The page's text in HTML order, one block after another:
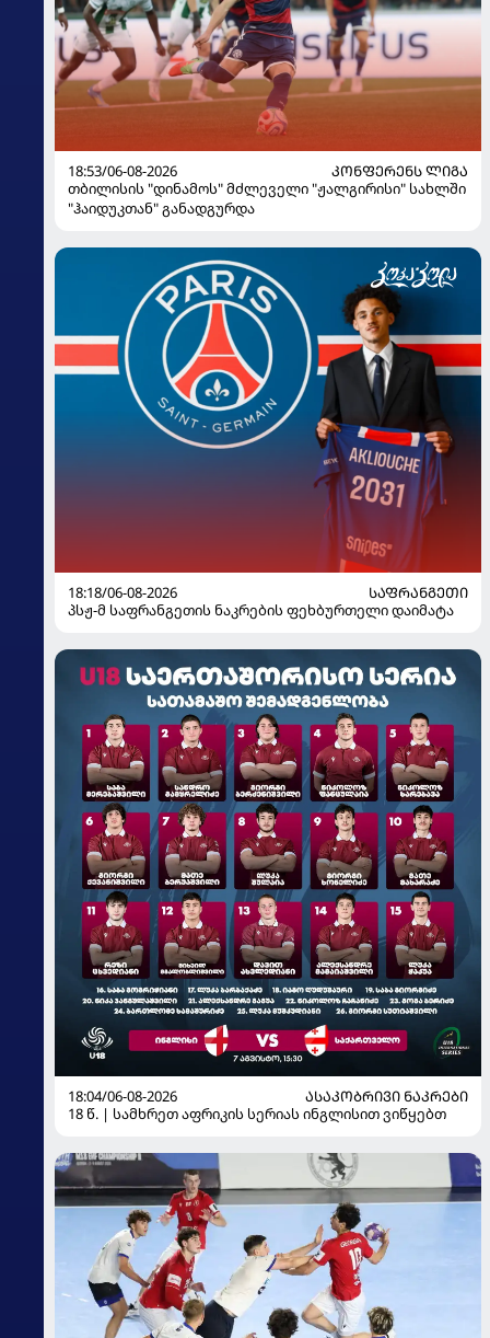
18:53/06-08-2026
ᲙᲝᲜᲤᲔᲠᲔᲜᲡ ᲚᲘᲒᲐ
თბილისის "დინამოს" მძლეველი "ჟალგირისი" სახლში
"ჰაიდუკთან" განადგურდა
18:18/06-08-2026
ᲡᲐᲤᲠᲐᲜᲒᲔᲗᲘ
პსჟ-მ საფრანგეთის ნაკრების ფეხბურთელი დაიმატა
18:04/06-08-2026
ᲐᲡᲐᲙᲝᲑᲠᲘᲕᲘ ᲜᲐᲙᲠᲔᲑᲘ
18 წ. | სამხრეთ აფრიკის სერიას ინგლისით ვიწყებთ